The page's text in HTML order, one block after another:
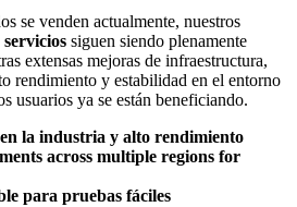
se venden actualmente, nuestros
siguen siendo plenamente
extensas mejoras de infraestructura,
rendimiento y estabilidad en el entorno
usuarios ya se están beneficiando.
la industria y alto rendimiento
across multiple regions for
para pruebas fáciles